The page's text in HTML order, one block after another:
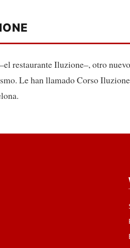
restaurante Iluzione–, otro
Le han llamado Corso